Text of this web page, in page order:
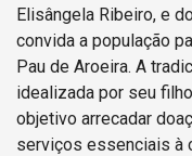
Elisângela Ribeiro, e
convida a população
Pau de Aroeira. A
idealizada por seu
objetivo arrecadar
serviços essenciais à